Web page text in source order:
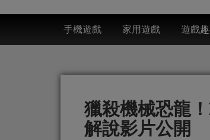
手機遊戲 家用遊戲 遊戲
獵殺機械恐龍
解說影片公開